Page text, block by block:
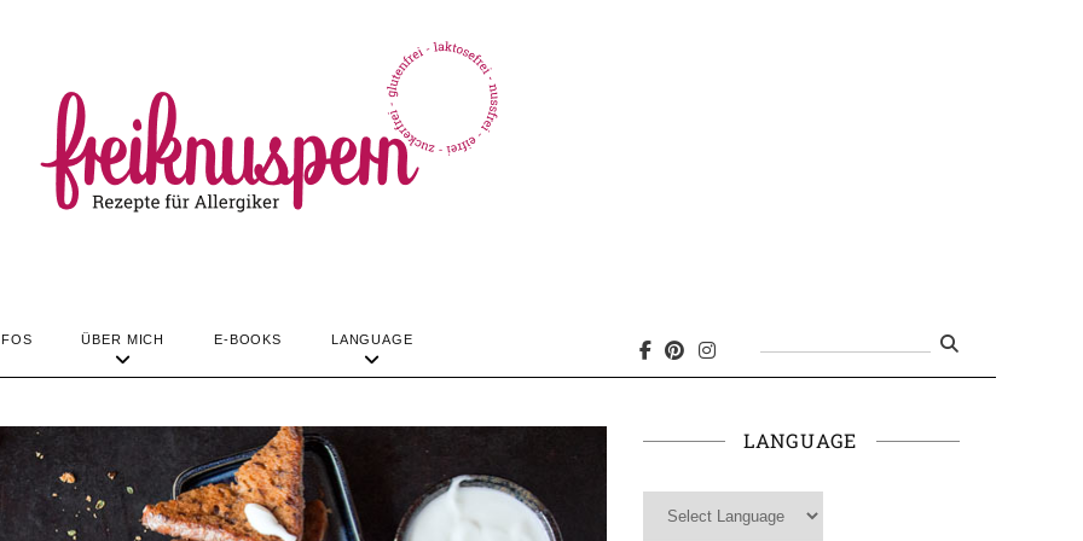
ÜBER MICH E-BOOKS LANGUAGE
LANGUAGE